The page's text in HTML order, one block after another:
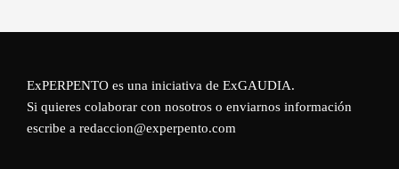
ExPERPENTO es una iniciativa de ExGAUDIA.
Si quieres colaborar con nosotros o enviarnos información
escribe a redaccion@experpento.com